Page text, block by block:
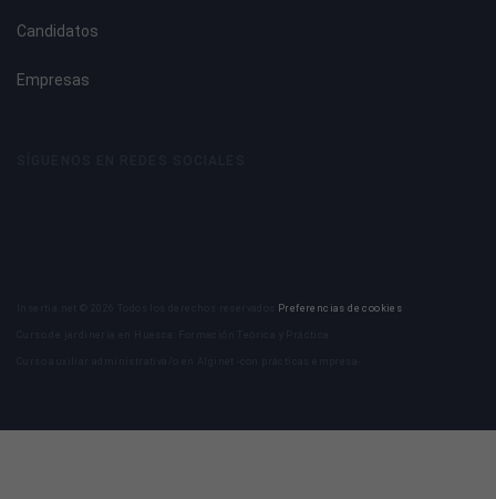
Candidatos
Empresas
Preferencias de cookies